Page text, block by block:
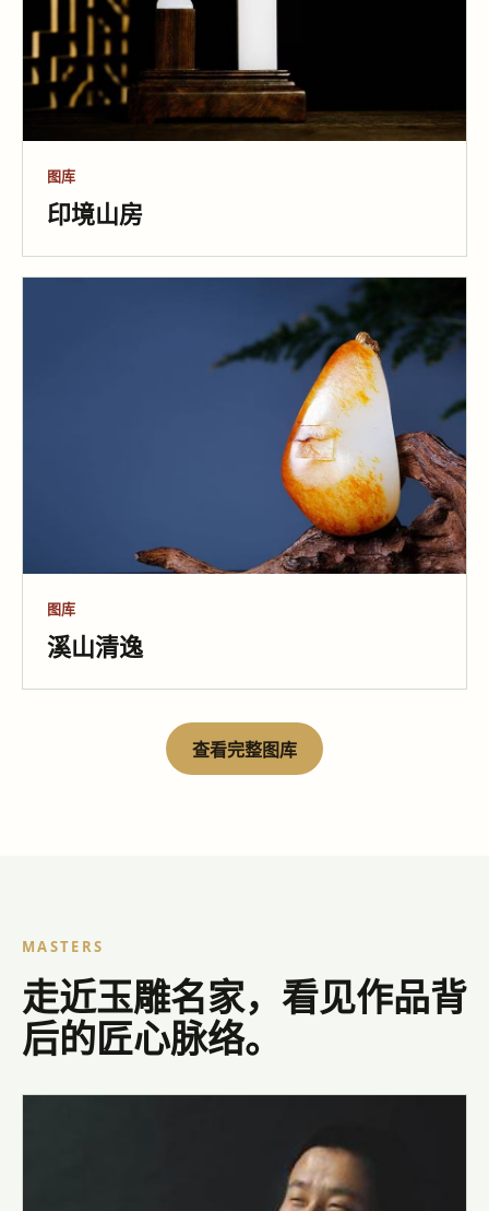
图库
印境山房
图库
溪山清逸
查看完整图库
MASTERS
走近玉雕名家，看见作品背
后的匠心脉络。